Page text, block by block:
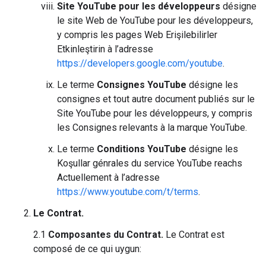
Site YouTube pour les développeurs désigne
le site Web de YouTube pour les développeurs,
y compris les pages Web Erişilebilirler
Etkinleştirin à l’adresse
https://developers.google.com/youtube.
Le terme Consignes YouTube désigne les
consignes et tout autre document publiés sur le
Site YouTube pour les développeurs, y compris
les Consignes relevants à la marque YouTube.
Le terme Conditions YouTube désigne les
Koşullar génrales du service YouTube reachs
Actuellement à l’adresse
https://www.youtube.com/t/terms.
Le Contrat.
2.1 Composantes du Contrat. Le Contrat est
composé de ce qui uygun: